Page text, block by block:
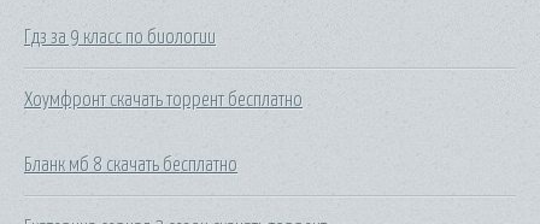
Гдз за 9 класс по биологии
Хоумфронт скачать торрент бесплатно
Бланк мб 8 скачать бесплатно